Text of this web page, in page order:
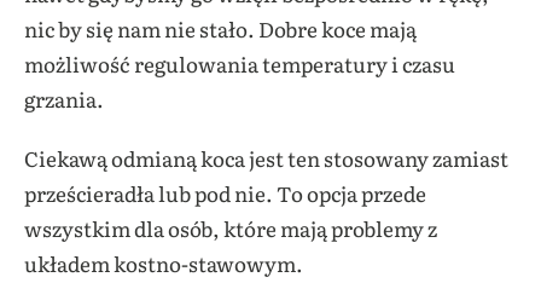
nic by się nam nie stało. Dobre koce mają
możliwość regulowania temperatury i czasu
grzania.
Ciekawą odmianą koca jest ten stosowany zamiast
prześcieradła lub pod nie. To opcja przede
wszystkim dla osób, które mają problemy z
układem kostno-stawowym.